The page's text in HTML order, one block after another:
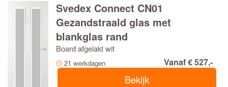
Svedex Connect CN01
Gezandstraald glas met
blankglas rand
Board afgelakt wit
21 werkdagen Vanaf € 527,-
Bekijk